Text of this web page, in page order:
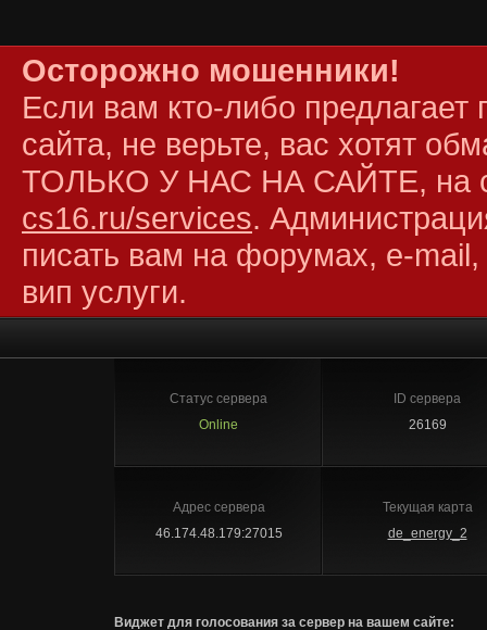
Осторожно мошенники!
Если вам кто-либо
сайта, не верьте, вас хотят
ТОЛЬКО У НАС НА САЙТЕ, на
cs16.ru/services.
писать вам на форумах, e-mail,
вип услуги.
Статус сервера
Online
ID сервера
26169
Адрес сервера
46.174.48.179:27015
Текущая карта
de_energy_2
Виджет для голосования за сервер на вашем сайте: